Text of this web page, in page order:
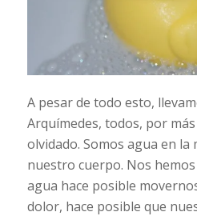
A pesar de todo esto,
Arquímedes, todos, por
olvidado. Somos agua en la
nuestro cuerpo. Nos
agua hace posible
dolor, hace posible que